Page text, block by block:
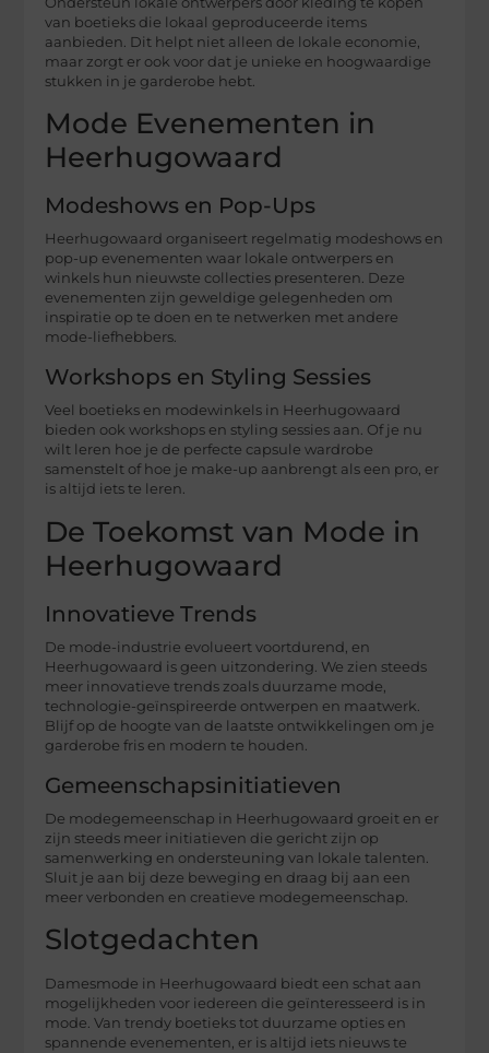
van boetieks die lokaal geproduceerde items
aanbieden. Dit helpt niet alleen de lokale economie,
maar zorgt er ook voor dat je unieke en hoogwaardige
stukken in je garderobe hebt.
Mode Evenementen in
Heerhugowaard
Modeshows en Pop-Ups
Heerhugowaard organiseert regelmatig modeshows en
pop-up evenementen waar lokale ontwerpers en
winkels hun nieuwste collecties presenteren. Deze
evenementen zijn geweldige gelegenheden om
inspiratie op te doen en te netwerken met andere
mode-liefhebbers.
Workshops en Styling Sessies
Veel boetieks en modewinkels in Heerhugowaard
bieden ook workshops en styling sessies aan. Of je nu
wilt leren hoe je de perfecte capsule wardrobe
samenstelt of hoe je make-up aanbrengt als een pro, er
is altijd iets te leren.
De Toekomst van Mode in
Heerhugowaard
Innovatieve Trends
De mode-industrie evolueert voortdurend, en
Heerhugowaard is geen uitzondering. We zien steeds
meer innovatieve trends zoals duurzame mode,
technologie-geïnspireerde ontwerpen en maatwerk.
Blijf op de hoogte van de laatste ontwikkelingen om je
garderobe fris en modern te houden.
Gemeenschapsinitiatieven
De modegemeenschap in Heerhugowaard groeit en er
zijn steeds meer initiatieven die gericht zijn op
samenwerking en ondersteuning van lokale talenten.
Sluit je aan bij deze beweging en draag bij aan een
meer verbonden en creatieve modegemeenschap.
Slotgedachten
Damesmode in Heerhugowaard biedt een schat aan
mogelijkheden voor iedereen die geïnteresseerd is in
mode. Van trendy boetieks tot duurzame opties en
spannende evenementen, er is altijd iets nieuws te